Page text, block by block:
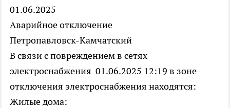
01.06.2025
Аварийное отключение
Петропавловск-Камчатский
В связи с повреждением в сетях
электроснабжения 01.06.2025 12:19 в зоне
отключения электроснабжения находятся:
Жилые дома: